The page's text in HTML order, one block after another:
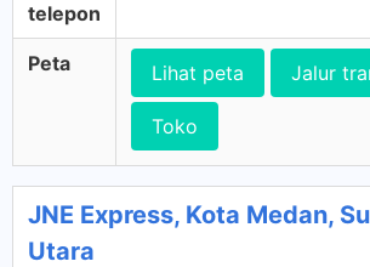
telepon
Peta Lihat peta Jalur
Toko
JNE Express, Kota Medan,
Utara